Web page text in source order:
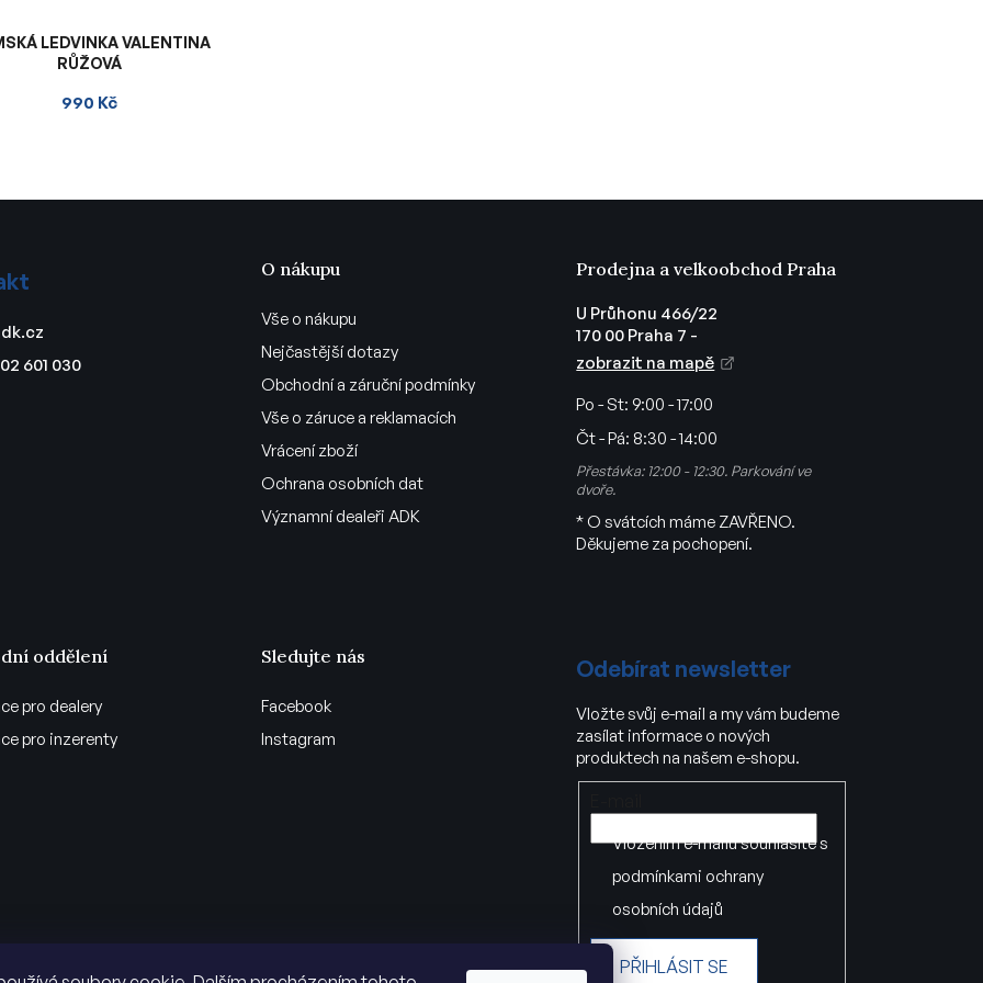
LEDVINKA VALENTINA
RŮŽOVÁ
990 Kč
601 030
O nákupu
Vše o nákupu
Nejčastější dotazy
Obchodní a záruční podmínky
Vše o záruce a reklamacích
Vrácení zboží
Ochrana osobních dat
Významní dealeři ADK
Prodejna a velkoobchod Praha
U Průhonu 466/22
170 00 Praha 7 -
zobrazit na mapě
Po - St: 9:00 - 17:00
Čt - Pá: 8:30 - 14:00
Přestávka: 12:00 - 12:30. Parkování ve
dvoře.
* O svátcích máme ZAVŘENO.
Děkujeme za pochopení.
oddělení
pro dealery
pro inzerenty
Sledujte nás
Facebook
Instagram
Odebírat newsletter
Vložte svůj e-mail a my vám budeme
zasílat informace o nových
produktech na našem e-shopu.
Vložením e-mailu souhlasíte s
podmínkami ochrany
osobních údajů
PŘIHLÁSIT SE